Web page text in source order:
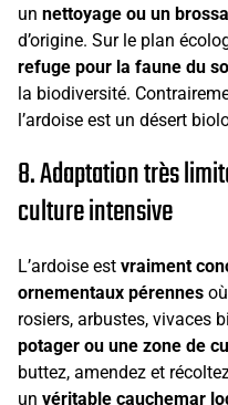
un nettoyage ou un
d’origine. Sur le plan
refuge pour la faune du
la biodiversité.
l’ardoise est un désert
8. Adaptation très
culture intensive
L’ardoise est vraiment
ornementaux pérennes
rosiers, arbustes, vivaces
potager ou une zone de
buttez, amendez et
un véritable cauchemar